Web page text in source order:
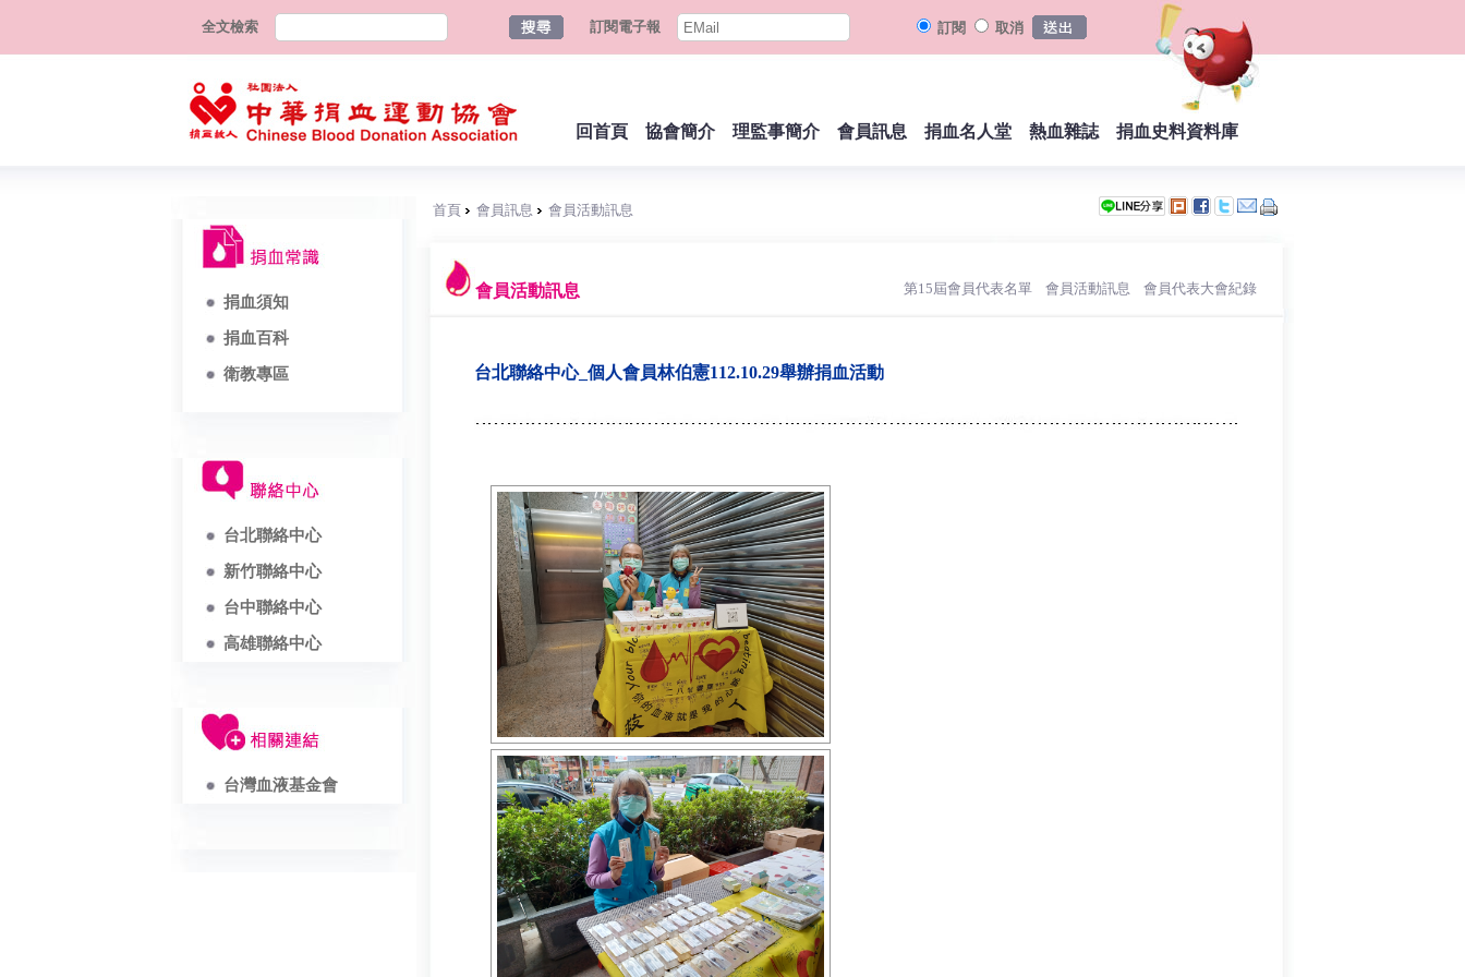
全文檢索 訂閱電子報 訂閱 取消
回首頁 協會簡介 理監事簡介 會員訊息 捐血名人堂 熱血雜誌 捐血史料資料庫
捐血須知
捐血百科
衛教專區
台北聯絡中心
新竹聯絡中心
台中聯絡中心
高雄聯絡中心
台灣血液基金會
首頁 會員訊息 會員活動訊息
會員活動訊息 第15屆會員代表名單︱ 會員活動訊息 會員代表大會紀錄︱
台北聯絡中心_個人會員林伯憲112.10.29舉辦捐血活動